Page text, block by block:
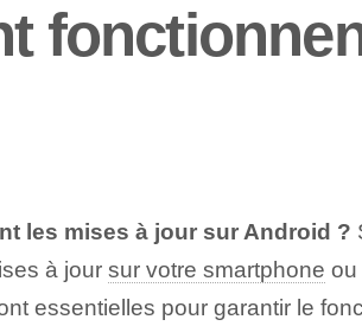
les mises à jour sur Android ?
à jour sur votre smartphone ou
essentielles pour garantir le